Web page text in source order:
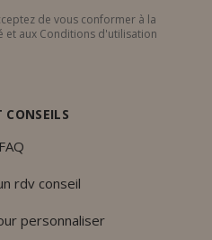
de vous conformer à la
et aux Conditions d'utilisation
CONSEILS
FAQ
rdv conseil
personnaliser